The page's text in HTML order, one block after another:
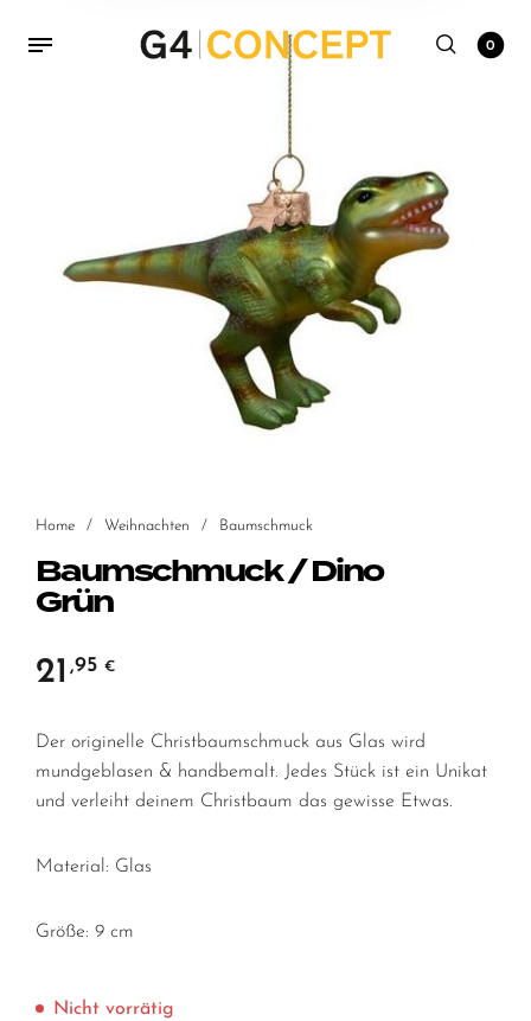
0
Home / Weihnachten / Baumschmuck
Baumschmuck / Dino
Grün
21 ,95 €
Der originelle Christbaumschmuck aus Glas wird
mundgeblasen & handbemalt. Jedes Stück ist ein Unikat
und verleiht deinem Christbaum das gewisse Etwas.
Material: Glas
Größe: 9 cm
Nicht vorrätig